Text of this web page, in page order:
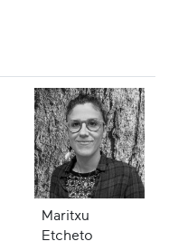
Maritxu
Etcheto